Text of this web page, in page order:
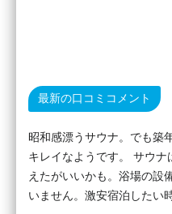
最新の口コミコメント
昭和感漂うサウナ。でも築
キレイなようです。 サウ
えたがいいかも。浴場の設
いません。激安宿泊したい